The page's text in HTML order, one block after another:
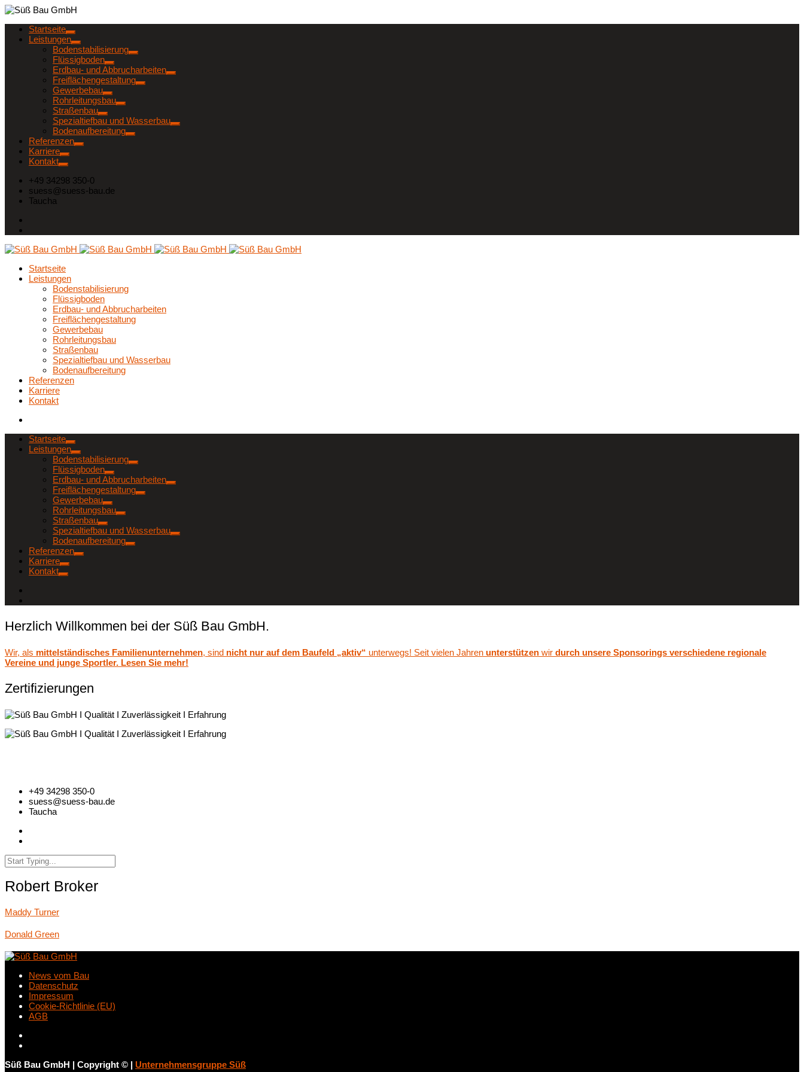
Startseite
Leistungen
Bodenstabilisierung
Flüssigboden
Erdbau- und Abbrucharbeiten
Freiflächengestaltung
Gewerbebau
Rohrleitungsbau
Straßenbau
Spezialtiefbau und Wasserbau
Bodenaufbereitung
Referenzen
Karriere
Kontakt
+49 34298 350-0
suess@suess-bau.de
Taucha
Startseite
Leistungen
Bodenstabilisierung
Flüssigboden
Erdbau- und Abbrucharbeiten
Freiflächengestaltung
Gewerbebau
Rohrleitungsbau
Straßenbau
Spezialtiefbau und Wasserbau
Bodenaufbereitung
Referenzen
Karriere
Kontakt
Startseite
Leistungen
Bodenstabilisierung
Flüssigboden
Erdbau- und Abbrucharbeiten
Freiflächengestaltung
Gewerbebau
Rohrleitungsbau
Straßenbau
Spezialtiefbau und Wasserbau
Bodenaufbereitung
Referenzen
Karriere
Kontakt
Herzlich Willkommen bei der Süß Bau GmbH.
Wir, als mittelständisches Familienunternehmen, sind nicht nur auf dem Baufeld „aktiv“ unterwegs! Seit vielen Jahren unterstützen wir durch unsere Sponsorings verschiedene regionale
Vereine und junge Sportler. Lesen Sie mehr!
Zertifizierungen
+49 34298 350-0
suess@suess-bau.de
Taucha
Robert Broker
Maddy Turner
Donald Green
News vom Bau
Datenschutz
Impressum
Cookie-Richtlinie (EU)
AGB
Süß Bau GmbH | Copyright © | Unternehmensgruppe Süß